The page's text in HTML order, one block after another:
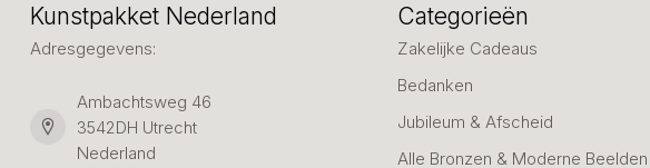
Kunstpakket Nederland
Adresgegevens:
Ambachtsweg 46
3542DH Utrecht
Nederland
Categorieën
Zakelijke Cadeaus
Bedanken
Jubileum & Afscheid
Alle Bronzen & Moderne Beelden